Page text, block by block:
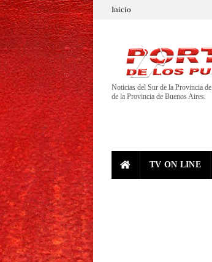
Inicio
Noticias del Sur de la Provincia
de la Provincia de Buenos Aires.
TV ON LINE